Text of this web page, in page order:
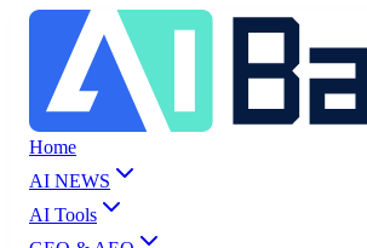
Home
AI NEWS
AI Tools